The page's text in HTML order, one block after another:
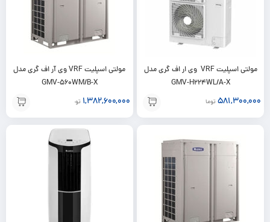
مولتی اسپلیت VRF وی ار اف گری مدل
GMV-H224WL/A-X
581,300,000 تومان
مولتی اسپلیت VRF وی آر اف گری مدل
GMV-560WM/B-X
1,382,600,000 تومان